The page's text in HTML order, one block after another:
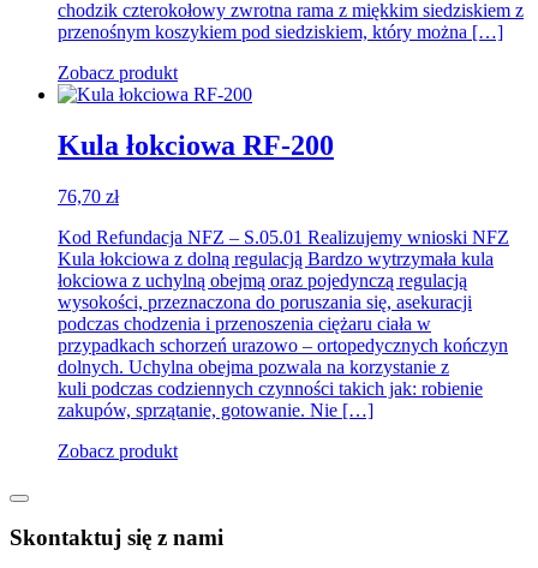
chodzik czterokołowy zwrotna rama z miękkim siedziskiem z
przenośnym koszykiem pod siedziskiem, który można […]
Zobacz produkt
Kula łokciowa RF-200
76,70 zł
Kod Refundacja NFZ – S.05.01 Realizujemy wnioski NFZ
Kula łokciowa z dolną regulacją Bardzo wytrzymała kula
łokciowa z uchylną obejmą oraz pojedynczą regulacją
wysokości, przeznaczona do poruszania się, asekuracji
podczas chodzenia i przenoszenia ciężaru ciała w
przypadkach schorzeń urazowo – ortopedycznych kończyn
dolnych. Uchylna obejma pozwala na korzystanie z
kuli podczas codziennych czynności takich jak: robienie
zakupów, sprzątanie, gotowanie. Nie […]
Zobacz produkt
Skontaktuj się z nami